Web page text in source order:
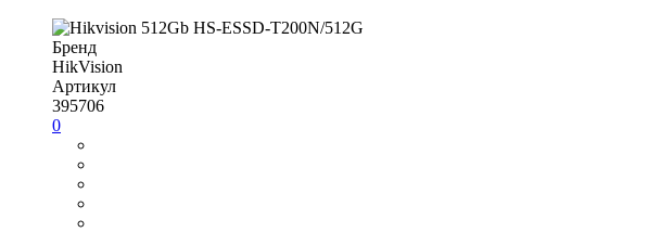
Бренд
HikVision
Артикул
395706
0